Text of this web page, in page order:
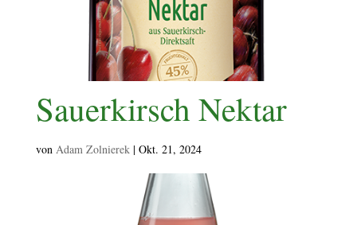
Sauerkirsch Nektar
von Adam Zolnierek| Okt. 21, 2024